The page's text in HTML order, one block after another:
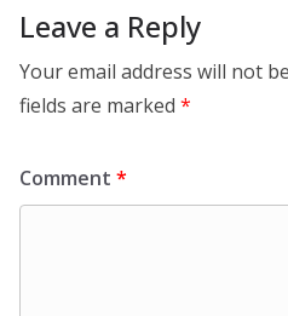
Leave a Reply
Your email address will not
fields are marked *
Comment *